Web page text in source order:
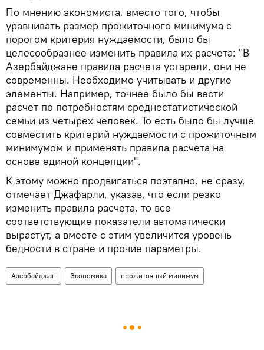
По мнению экономиста, вместо того, чтобы
уравнивать размер прожиточного минимума с
порогом критерия нуждаемости, было бы
целесообразнее изменить правила их расчета: "В
Азербайджане правила расчета устарели, они не
современны. Необходимо учитывать и другие
элементы. Например, точнее было бы вести
расчет по потребностям среднестатистической
семьи из четырех человек. То есть было бы лучше
совместить критерий нуждаемости с прожиточным
минимумом и применять правила расчета на
основе единой концепции".
К этому можно продвигаться поэтапно, не сразу,
отмечает Джафарли, указав, что если резко
изменить правила расчета, то все
соответствующие показатели автоматически
вырастут, а вместе с этим увеличится уровень
бедности в стране и прочие параметры.
Азербайджан Экономика прожиточный минимум